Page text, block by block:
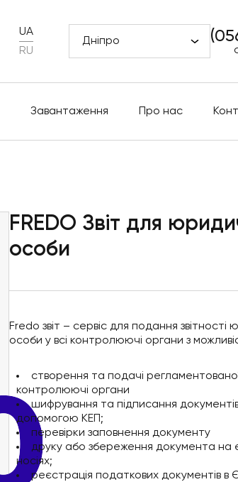
UA
RU
Дніпро
Завантаження Про нас
FREDO Звіт для
особи
Fredo звіт – сервіс для подання звітності
особи у всі контролюючі органи з
створення та подачі регламентованої
контролюючі органи
шифрування та підписання
допомогою КЕП;
перевірки заповнення документу
друку або збереження документа на
носіях;
реєстрація податкових документів в